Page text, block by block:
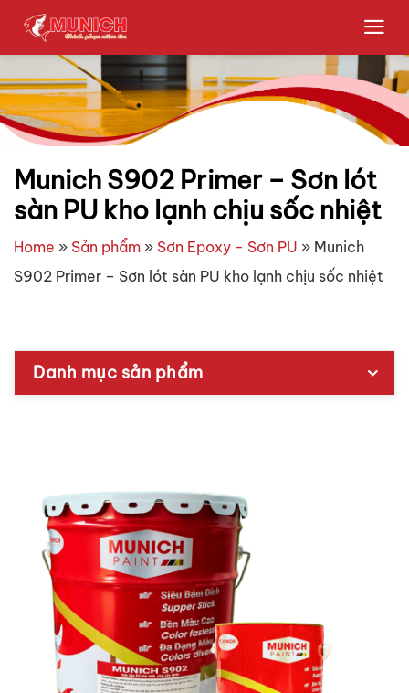
qua
nội
dung
Munich S902 Primer – Sơn lót
sàn PU kho lạnh chịu sốc nhiệt
Home » Sản phẩm » Sơn Epoxy - Sơn PU » Munich
S902 Primer – Sơn lót sàn PU kho lạnh chịu sốc nhiệt
Danh mục sản phẩm